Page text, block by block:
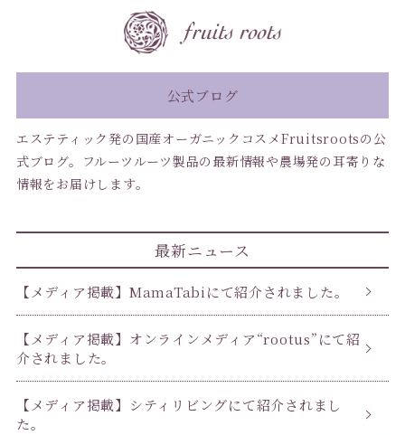
公式ブログ
エステティック発の国産オーガニックコスメFruitsrootsの公
式ブログ。フルーツルーツ製品の最新情報や農場発の耳寄りな
情報をお届けします。
最新ニュース
【メディア掲載】MamaTabiにて紹介されました。
【メディア掲載】オンラインメディア“rootus”にて紹
介されました。
【メディア掲載】シティリビングにて紹介されまし
た。